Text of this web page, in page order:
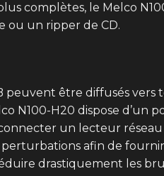
complètes, le Melco
ou un ripper de CD.
être diffusés vers
N100-H20 dispose d’un
un lecteur réseau
afin de
drastiquement les